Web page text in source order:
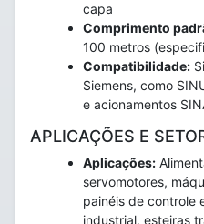
capa
Comprimento
100 metros
Compatibilidade:
Siemens, como
e acionamentos
APLICAÇÕES E
Aplicações:
servomotores,
painéis de controle
industrial, esteiras